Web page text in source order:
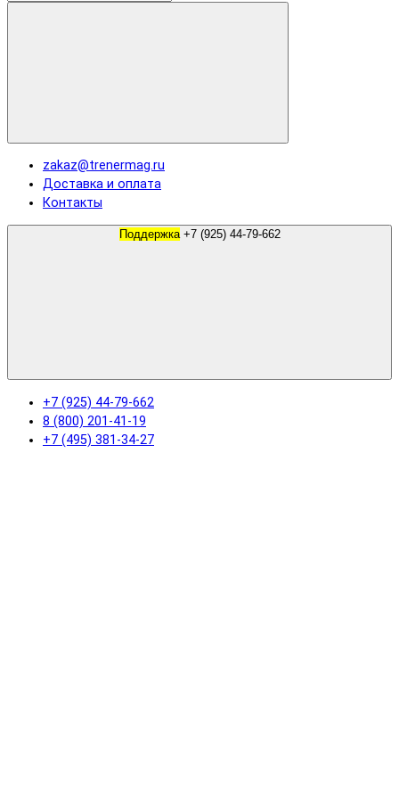
zakaz@trenermag.ru
Доставка и оплата
Контакты
Поддержка +7 (925) 44-79-662
+7 (925) 44-79-662
8 (800) 201-41-19
+7 (495) 381-34-27